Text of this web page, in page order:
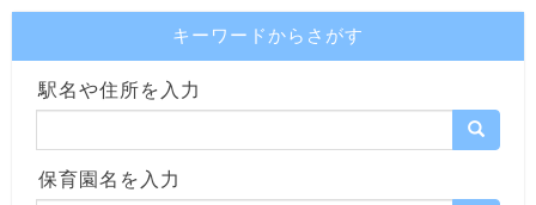
キーワードからさがす
駅名や住所を入力
保育園名を入力